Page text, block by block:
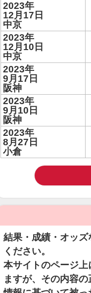
2023年
12月17日
中京
2023年
12月10日
中京
2023年
9月17日
阪神
2023年
9月10日
阪神
2023年
8月27日
小倉
結果・成績・オッ
ください。
本サイトのページ
ますが、その内容